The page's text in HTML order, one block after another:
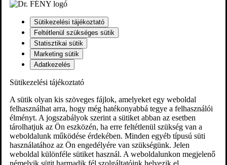
Sütikezelési tájékoztató
Feltétlenül szükséges sütik
Statisztikai sütik
Marketing sütik
Adatkezelés
Sütikezelési tájékoztató
A sütik olyan kis szöveges fájlok, amelyeket egy weboldal
felhasználhat arra, hogy még hatékonyabbá tegye a felhasználói
élményt. A jogszabályok szerint a sütiket abban az esetben
tárolhatjuk az Ön eszközén, ha erre feltétlenül szükség van a
weboldalunk működése érdekében. Minden egyéb típusú süti
használatához az Ön engedélyére van szükségünk. Jelen
weboldal különféle sütiket használ. A weboldalunkon megjelenő
némelyik sütit harmadik fél szolgáltatóink helyezik el.